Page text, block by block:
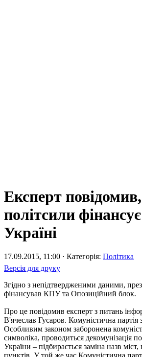
Експерт
політсили
Україні
17.09.2015, 11:00 · Категорія: Політика
Версія для друку
Згідно з непідтвердженими даними,
фінансував КПУ та Опозиційний блок.
Про це повідомив експерт з питань
В'ячеслав Гусаров. Комуністична партія
Особливим законом заборонена
символіка, проводиться декомунізація
України – підбирається заміна назв
пунктів. У той же час Комуністична